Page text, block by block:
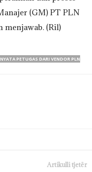
(GM) PT PLN
menjawab. (Ril)
PETUGAS DARI VENDOR PLN
Artikulli tjetër